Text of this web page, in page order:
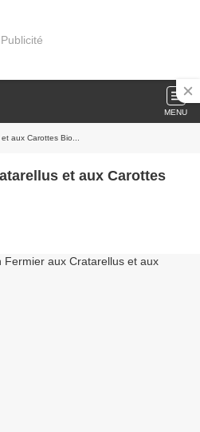
Publicité
MENU
aux Carottes Bio...
et aux Carottes